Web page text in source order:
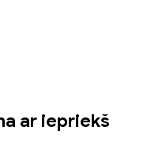
ar iepriekš